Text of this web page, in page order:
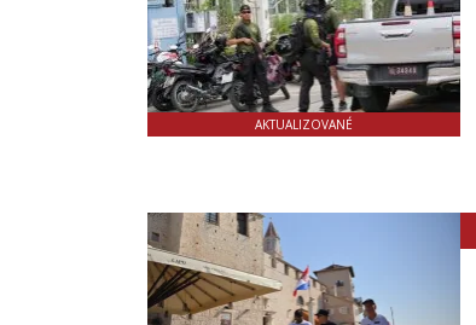
AKTUALIZOVANÉ